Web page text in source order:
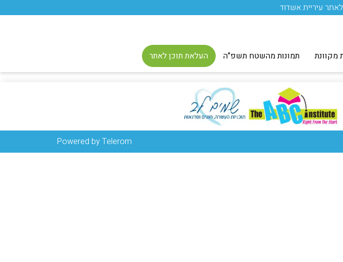
לאתר עיריית אשדוד
מקוונת תמונות מהשטח תשפ"ה העלאת תוכן לאתר
Powered by Telerom